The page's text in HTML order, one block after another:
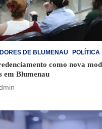
DE BLUMENAU POLÍTICA
como nova
em Blumenau